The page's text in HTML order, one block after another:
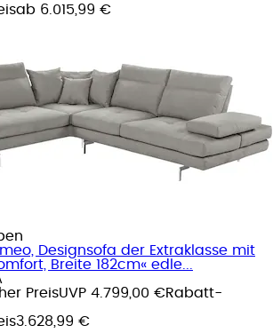
ab 6.015,99 €
Designsofa der Extraklasse mit
Breite 182cm« edle...
PreisUVP 4.799,00 €Rabatt-
3.628,99 €